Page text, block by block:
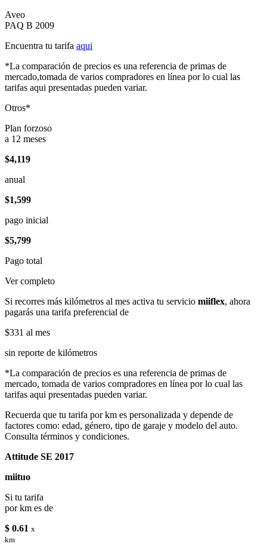
Aveo
PAQ B 2009
Encuentra tu tarifa aqui
*La comparación de precios es una referencia de primas de
mercado,tomada de varios compradores en línea por lo cual las
tarifas aqui presentadas pueden variar.
Otros*
Plan forzoso
a 12 meses
$4,119
anual
$1,599
pago inicial
$5,799
Pago total
Ver completo
Si recorres más kilómetros al mes activa tu servicio miiflex, ahora
pagarás una tarifa preferencial de
$331 al mes
sin reporte de kilómetros
*La comparación de precios es una referencia de primas de
mercado, tomada de varios compradores en línea por lo cual las
tarifas aqui presentadas pueden variar.
Recuerda que tu tarifa por km es personalizada y depende de
factores como: edad, género, tipo de garaje y modelo del auto.
Consulta términos y condiciones.
Attitude SE 2017
miituo
Si tu tarifa
por km es de
$ 0.61 x
km